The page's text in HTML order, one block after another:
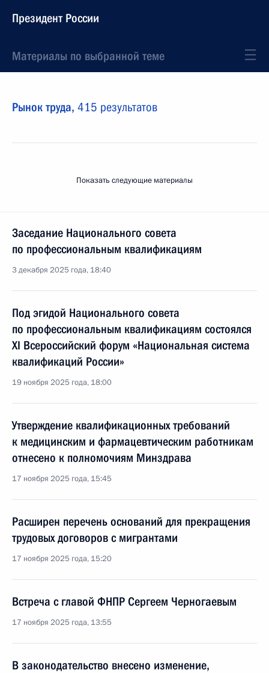
Президент России
Материалы по выбранной теме
Рынок труда, 415 результатов
Показать следующие материалы
Заседание Национального совета
по профессиональным квалификациям
3 декабря 2025 года, 18:40
Под эгидой Национального совета
по профессиональным квалификациям состоялся
XI Всероссийский форум «Национальная система
квалификаций России»
19 ноября 2025 года, 18:00
Утверждение квалификационных требований
к медицинским и фармацевтическим работникам
отнесено к полномочиям Минздрава
17 ноября 2025 года, 15:45
Расширен перечень оснований для прекращения
трудовых договоров c мигрантами
17 ноября 2025 года, 15:20
Встреча с главой ФНПР Сергеем Черногаевым
17 ноября 2025 года, 13:55
В законодательство внесено изменение,